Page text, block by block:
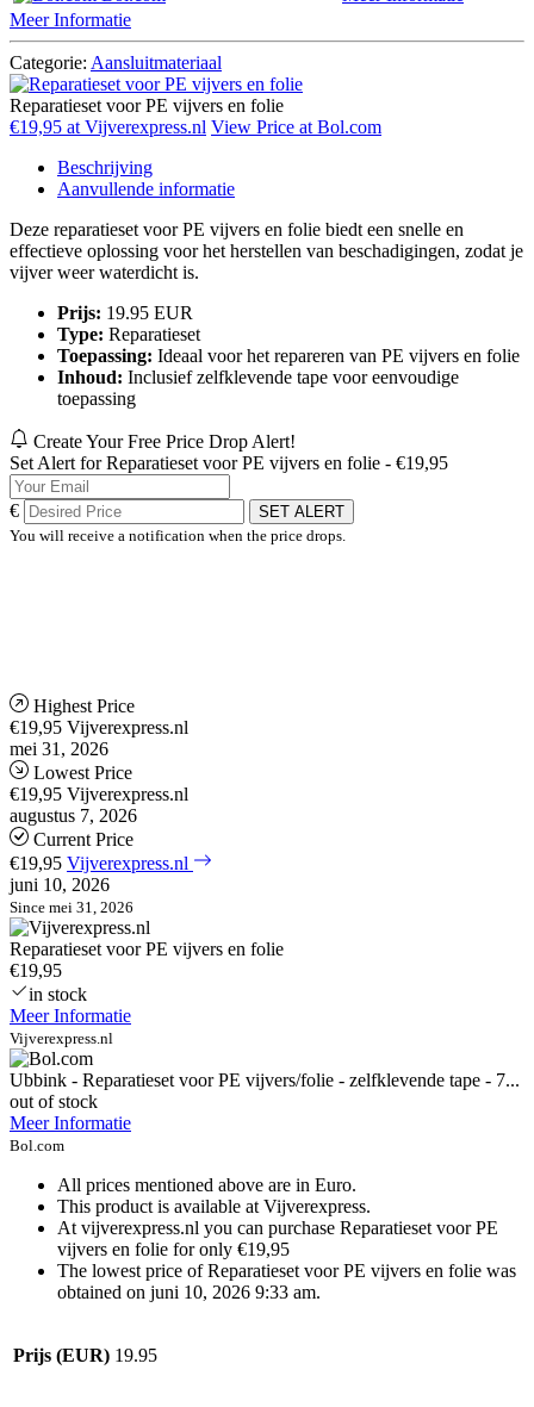
Meer Informatie
Categorie: Aansluitmateriaal
Reparatieset voor PE vijvers en folie
€19,95 at Vijverexpress.nl View Price at Bol.com
Beschrijving
Aanvullende informatie
Deze reparatieset voor PE vijvers en folie biedt een snelle en
effectieve oplossing voor het herstellen van beschadigingen, zodat je
vijver weer waterdicht is.
Prijs: 19.95 EUR
Type: Reparatieset
Toepassing: Ideaal voor het repareren van PE vijvers en folie
Inhoud: Inclusief zelfklevende tape voor eenvoudige
toepassing
Create Your Free Price Drop Alert!
Set Alert for Reparatieset voor PE vijvers en folie - €19,95
€
SET ALERT
You will receive a notification when the price drops.
Highest Price
€19,95 Vijverexpress.nl
mei 31, 2026
Lowest Price
€19,95 Vijverexpress.nl
augustus 7, 2026
Current Price
€19,95 Vijverexpress.nl
juni 10, 2026
Since mei 31, 2026
Reparatieset voor PE vijvers en folie
€19,95
in stock
Meer Informatie
Vijverexpress.nl
Ubbink - Reparatieset voor PE vijvers/folie - zelfklevende tape - 7...
out of stock
Meer Informatie
Bol.com
All prices mentioned above are in Euro.
This product is available at Vijverexpress.
At vijverexpress.nl you can purchase Reparatieset voor PE
vijvers en folie for only €19,95
The lowest price of Reparatieset voor PE vijvers en folie was
obtained on juni 10, 2026 9:33 am.
Prijs (EUR) 19.95